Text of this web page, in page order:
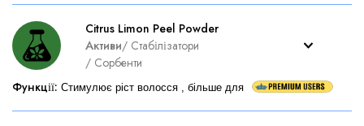
Citrus Limon Peel Powder
Активи/ Стабілізатори
/ Сорбенти
Функції: Стимулює ріст волосся , більше для